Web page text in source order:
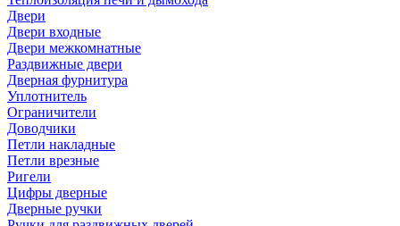
Двери
Двери входные
Двери межкомнатные
Раздвижные двери
Дверная фурнитура
Уплотнитель
Ограничители
Доводчики
Петли накладные
Петли врезные
Ригели
Цифры дверные
Дверные ручки